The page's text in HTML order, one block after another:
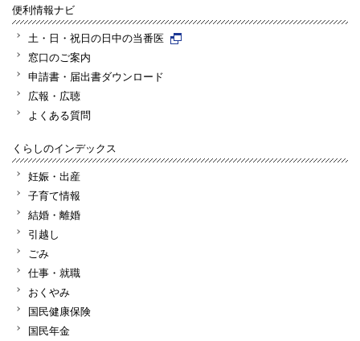
便利情報ナビ
土・日・祝日の日中の当番医
窓口のご案内
申請書・届出書ダウンロード
広報・広聴
よくある質問
くらしのインデックス
妊娠・出産
子育て情報
結婚・離婚
引越し
ごみ
仕事・就職
おくやみ
国民健康保険
国民年金